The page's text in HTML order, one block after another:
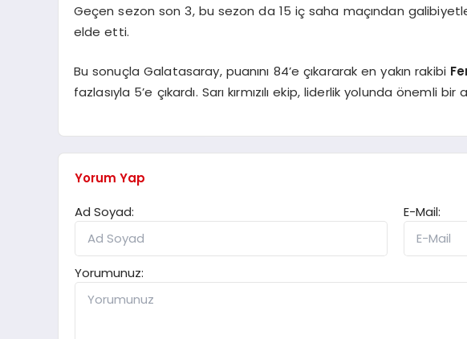
Geçen sezon son 3, bu sezon da 15 iç saha maçından
elde etti.
Bu sonuçla Galatasaray, puanını 84’e çıkararak en yakın rakibi
fazlasıyla 5’e çıkardı. Sarı kırmızılı ekip, liderlik yolunda önemli bir
Yorum Yap
Ad Soyad:
E-Mail:
Yorumunuz: